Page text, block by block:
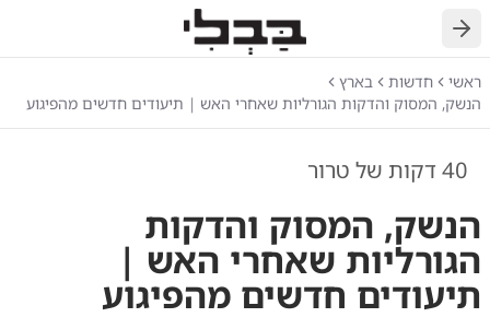
חזרה
ראשי חדשות
בארץ
הנשק, המסוק והדקות הגורליות שאחרי האש | תיעודים חדשים מהפיגוע
40 דקות של טרור
הנשק, המסוק והדקות
הגורליות שאחרי האש |
תיעודים חדשים מהפיגוע